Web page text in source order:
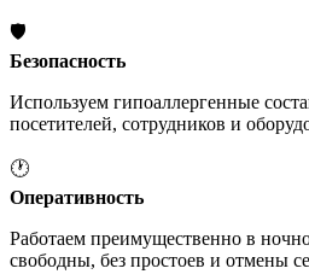
🛡️
Безопасность
Используем гипоаллергенные
посетителей, сотрудников и
🕐
Оперативность
Работаем преимущественно в
свободны, без простоев и отмены